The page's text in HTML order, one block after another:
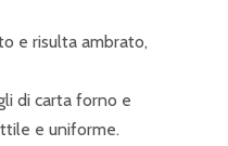
e risulta ambrato,
di carta forno e
e uniforme.